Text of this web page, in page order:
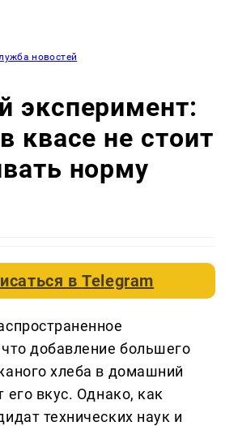
новостей
эксперимент:
квасе не стоит
норму
вTelegram
добавление большего
хлеба в домашний
его вкус. Однако, как
технических наук и